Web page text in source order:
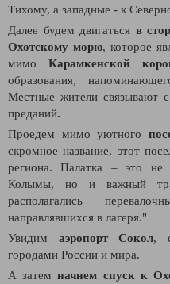
Тихому, а западные - к
Далее будем двигаться в
Охотскому морю, которое
мимо Карамкенской
образования,
Местные жители связывают
преданий.
Проедем мимо уютного
скромное название, этот
региона. Палатка – это
Колымы, но и важный
располагались
направлявшихся в лагеря."
Увидим аэропорт Сокол,
городами России и мира.
А затем начнем спуск к